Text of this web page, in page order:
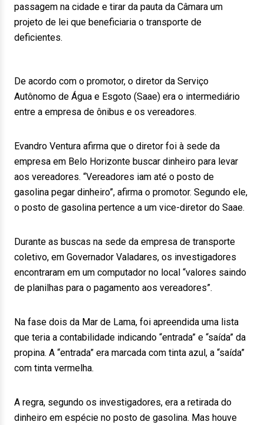
passagem na cidade e tirar da pauta da Câmara um
projeto de lei que beneficiaria o transporte de
deficientes.
De acordo com o promotor, o diretor da Serviço
Autônomo de Água e Esgoto (Saae) era o intermediário
entre a empresa de ônibus e os vereadores.
Evandro Ventura afirma que o diretor foi à sede da
empresa em Belo Horizonte buscar dinheiro para levar
aos vereadores. “Vereadores iam até o posto de
gasolina pegar dinheiro”, afirma o promotor. Segundo ele,
o posto de gasolina pertence a um vice-diretor do Saae.
Durante as buscas na sede da empresa de transporte
coletivo, em Governador Valadares, os investigadores
encontraram em um computador no local “valores saindo
de planilhas para o pagamento aos vereadores”.
Na fase dois da Mar de Lama, foi apreendida uma lista
que teria a contabilidade indicando “entrada” e “saída” da
propina. A “entrada” era marcada com tinta azul, a “saída”
com tinta vermelha.
A regra, segundo os investigadores, era a retirada do
dinheiro em espécie no posto de gasolina. Mas houve